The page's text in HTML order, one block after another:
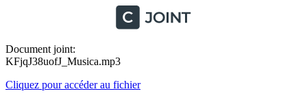
Document joint:
KFjqJ38uofJ_Musica.mp3
Cliquez pour accéder au fichier